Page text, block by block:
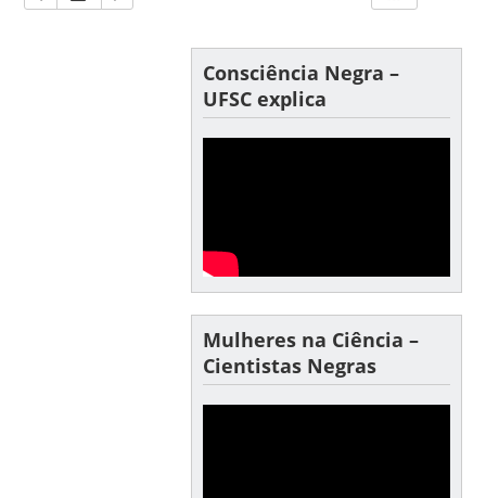
Consciência Negra –
UFSC explica
Mulheres na Ciência –
Cientistas Negras